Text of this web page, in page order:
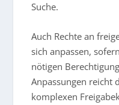
Suche.
Auch Rechte an
sich anpassen,
nötigen
Anpassungen reicht
komplexen